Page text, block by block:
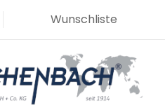
Wunschliste